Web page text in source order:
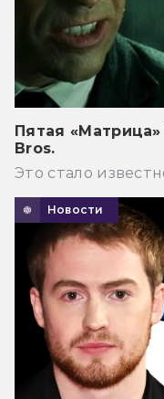
Пятая
Bros.
Это стало
Новости